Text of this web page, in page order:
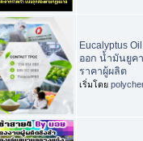
Eucalyptus
ออก น้ำมันยูค
ราคาผู้ผลิต
เริ่มโดย